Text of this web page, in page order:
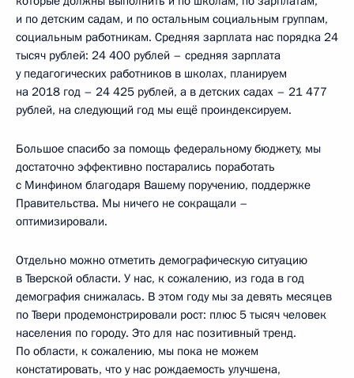
и по детским садам, и по остальным социальным группам,
социальным работникам. Средняя зарплата нас порядка 24
тысяч рублей: 24 400 рублей – средняя зарплата
у педагогических работников в школах, планируем
на 2018 год – 24 425 рублей, а в детских садах – 21 477
рублей, на следующий год мы ещё проиндексируем.
Большое спасибо за помощь федеральному бюджету, мы
достаточно эффективно постарались поработать
с Минфином благодаря Вашему поручению, поддержке
Правительства. Мы ничего не сокращали –
оптимизировали.
Отдельно можно отметить демографическую ситуацию
в Тверской области. У нас, к сожалению, из года в год
демография снижалась. В этом году мы за девять месяцев
по Твери продемонстрировали рост: плюс 5 тысяч человек
населения по городу. Это для нас позитивный тренд.
По области, к сожалению, мы пока не можем
констатировать, что у нас рождаемость улучшена,